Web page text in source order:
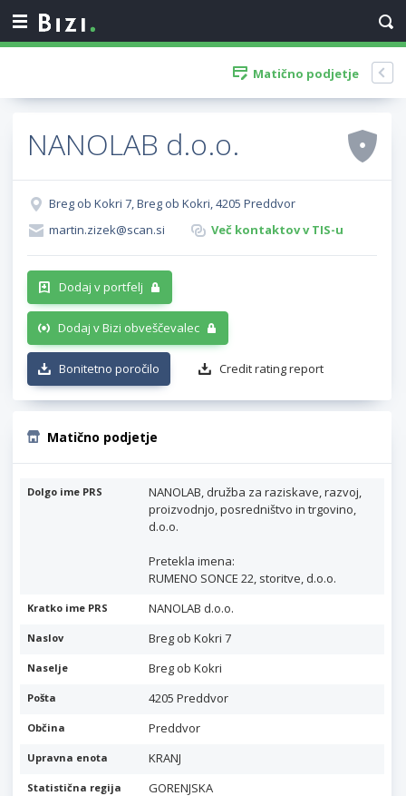
Matično podjetje
NANOLAB d.o.o.
Breg ob Kokri 7, Breg ob Kokri, 4205 Preddvor
martin.zizek@scan.si
Več kontaktov v TIS-u
Dodaj v portfelj
Dodaj v Bizi obveščevalec
Bonitetno poročilo Credit rating report
Matično podjetje
Dolgo ime PRS
NANOLAB, družba za raziskave, razvoj,
proizvodnjo, posredništvo in trgovino,
d.o.o.
Pretekla imena:
RUMENO SONCE 22, storitve, d.o.o.
Kratko ime PRS NANOLAB d.o.o.
Naslov Breg ob Kokri 7
Naselje Breg ob Kokri
Pošta 4205 Preddvor
Občina Preddvor
Upravna enota KRANJ
Statistična regija GORENJSKA